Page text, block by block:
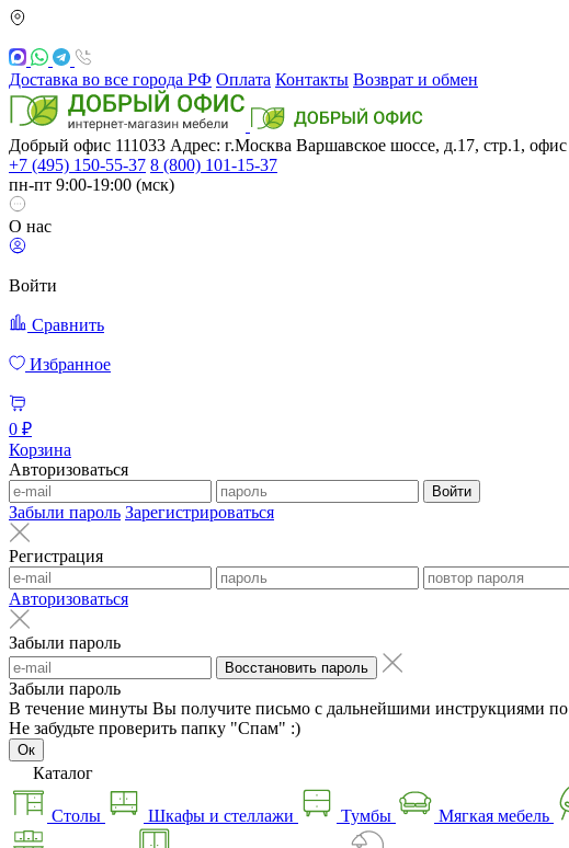
Доставка во все города РФ Оплата Контакты Возврат и обмен
Добрый офис 111033 Адрес: г.Москва Варшавское шоссе, д.17, стр.1,
+7 (495) 150-55-37 8 (800) 101-15-37
пн-пт 9:00-19:00 (мск)
О нас
Войти
Сравнить
Избранное
0 ₽
Корзина
Авторизоваться
Войти
Забыли пароль Зарегистрироваться
Регистрация
Авторизоваться
Забыли пароль
Восстановить пароль
Забыли пароль
В течение минуты Вы получите письмо с дальнейшими инструкциями по
Не забудьте проверить папку "Спам" :)
Ок
Каталог
Столы Шкафы и стеллажи Тумбы Мягкая мебель